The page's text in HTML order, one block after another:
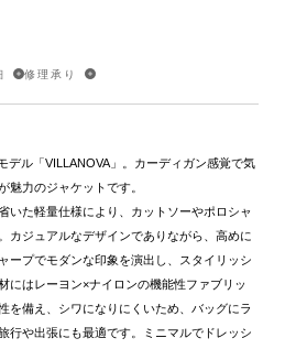
修理承り
デル「VILLANOVA」。カーディガン感覚で気
魅力のジャケットです。
いた軽量仕様により、カットソーやポロシャ
カジュアルなデザインでありながら、高めに
ープでモダンな印象を演出し、スタイリッシ
にはレーヨン×ナイロンの機能性ファブリッ
を備え、シワになりにくいため、バッグにラ
行や出張にも最適です。ミニマルでドレッシ